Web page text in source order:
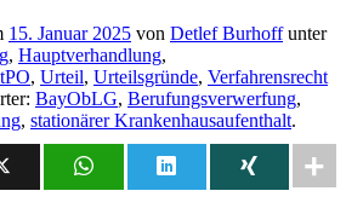
15. Januar 2025 von Detlef Burhoffunter
, Hauptverhandlung,
, Urteil, Urteilsgründe, Verfahrensrecht
BayObLG, Berufungsverwerfung,
, stationärer Krankenhausaufenthalt.